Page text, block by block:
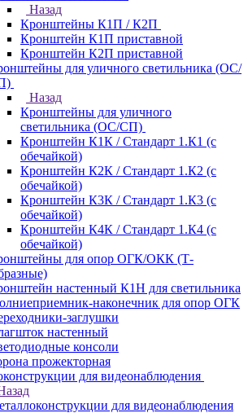
Назад
Кронштейны К1П / К2П
Кронштейн К1П приставной
Кронштейн К2П приставной
для уличного светильника (ОС/
Назад
Кронштейны для уличного
светильника (ОС/СП)
Кронштейн К1К / Стандарт 1.К1 (с
обечайкой)
Кронштейн К2К / Стандарт 1.К2 (с
обечайкой)
Кронштейн К3К / Стандарт 1.К3 (с
обечайкой)
Кронштейн К4К / Стандарт 1.К4 (с
обечайкой)
для опор ОГК/ОКК (Т-
настенный К1Н для светильника
наконечник для опор ОГК
заглушки
настенный
консоли
прожекторная
для видеонаблюдения
для видеонаблюдения